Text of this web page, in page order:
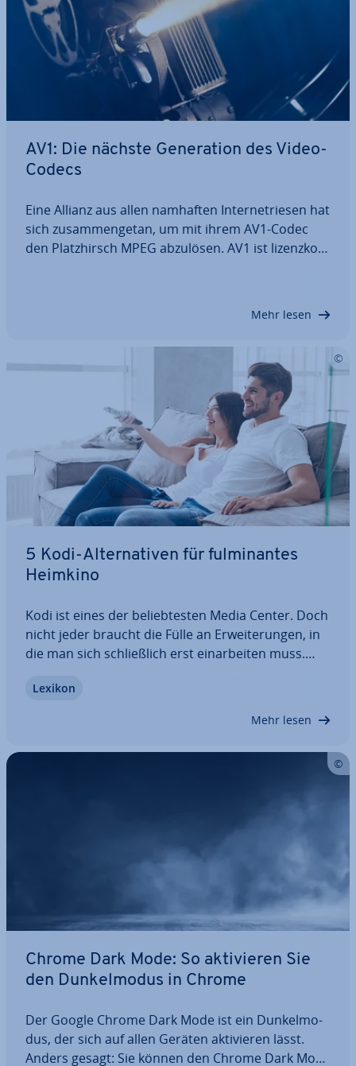
AV1: Die nächste Ge­ne­ra­ti­on des Video-
Codecs
Eine Allianz aus allen namhaften In­ter­net­rie­sen hat
sich zu­sam­men­ge­tan, um mit ihrem AV1-Codec
den Platz­hirsch MPEG abzulösen. AV1 ist li­zenz­kos­
Mehr lesen
5 Kodi-Al­ter­na­ti­ven für ful­mi­nan­tes
Heimkino
Kodi ist eines der be­lieb­tes­ten Media Center. Doch
nicht jeder braucht die Fülle an Er­wei­te­run­gen, in
die man sich schließ­lich erst ein­ar­bei­ten muss.
modernes Heimkino ebenso in vollem Umfang und
Lexikon
Mehr lesen
Chrome Dark Mode: So ak­ti­vie­ren Sie
den Dun­kel­mo­dus in Chrome
Der Google Chrome Dark Mode ist ein Dun­kel­mo­
dus, der sich auf allen Geräten ak­ti­vie­ren lässt.
Anders gesagt: Sie können den Chrome Dark Mode